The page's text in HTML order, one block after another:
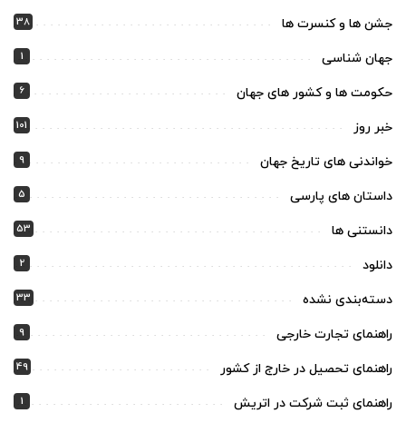
جشن ها و کنسرت ها 38
جهان شناسی 1
حکومت ها و کشور های جهان 6
خبر روز 101
خواندنی های تاریخ جهان 9
داستان های پارسی 5
دانستنی ها 53
دانلود 2
دسته‌بندی نشده 33
راهنمای تجارت خارجی 9
راهنمای تحصیل در خارج از کشور 49
راهنمای ثبت شرکت در اتریش 1